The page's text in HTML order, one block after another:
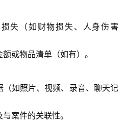
失（如财物损失、人身伤害
或物品清单（如有）。
（如照片、视频、录音、聊天记
案件的关联性。